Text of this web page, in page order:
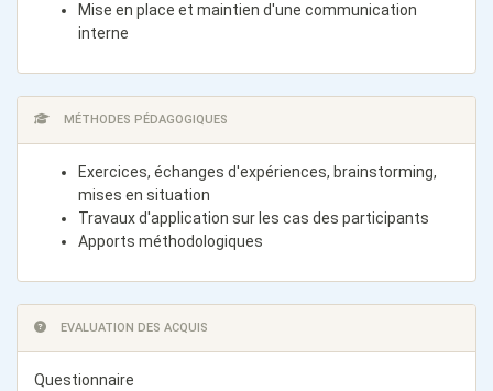
Mise en place et maintien d'une communication
interne
MÉTHODES PÉDAGOGIQUES
Exercices, échanges d'expériences, brainstorming,
mises en situation
Travaux d'application sur les cas des participants
Apports méthodologiques
EVALUATION DES ACQUIS
Questionnaire